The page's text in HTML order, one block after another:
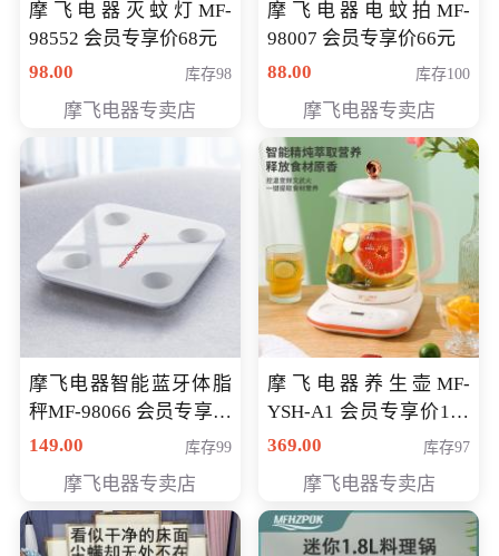
摩飞电器灭蚊灯MF-
98552 会员专享价68元
98.00
库存98
摩飞电器专卖店
摩飞电器电蚊拍MF-
98007 会员专享价66元
88.00
库存100
摩飞电器专卖店
摩飞电器智能蓝牙体脂
秤MF-98066 会员专享价
98元
149.00 库存99
摩飞电器专卖店
摩飞电器养生壶MF-
YSH-A1 会员专享价198
元
369.00 库存97
摩飞电器专卖店